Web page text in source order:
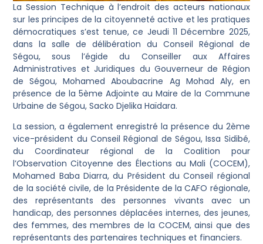
La Session Technique à l’endroit des acteurs nationaux
sur les principes de la citoyenneté active et les pratiques
démocratiques s’est tenue, ce Jeudi 11 Décembre 2025,
dans la salle de délibération du Conseil Régional de
Ségou, sous l’égide du Conseiller aux Affaires
Administratives et Juridiques du Gouverneur de Région
de Ségou, Mohamed Aboubacrine Ag Mohad Aly, en
présence de la 5ème Adjointe au Maire de la Commune
Urbaine de Ségou, Sacko Djelika Haïdara.
La session, a également enregistré la présence du 2ème
vice-président du Conseil Régional de Ségou, Issa Sidibé,
du Coordinateur régional de la Coalition pour
l’Observation Citoyenne des Élections au Mali (COCEM),
Mohamed Baba Diarra, du Président du Conseil régional
de la société civile, de la Présidente de la CAFO régionale,
des représentants des personnes vivants avec un
handicap, des personnes déplacées internes, des jeunes,
des femmes, des membres de la COCEM, ainsi que des
représentants des partenaires techniques et financiers.